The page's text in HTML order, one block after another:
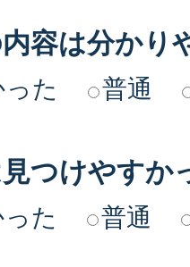
容は分かり
た 普通
つけやすか
た 普通